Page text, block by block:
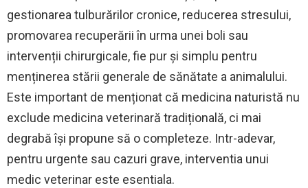
gestionarea tulburărilor cronice, reducerea stresului,
promovarea recuperării în urma unei boli sau
intervenții chirurgicale, fie pur și simplu pentru
menținerea stării generale de sănătate a animalului.
Este important de menționat că medicina naturistă nu
exclude medicina veterinară tradițională, ci mai
degrabă își propune să o completeze. Intr-adevar,
pentru urgente sau cazuri grave, interventia unui
medic veterinar este esentiala.